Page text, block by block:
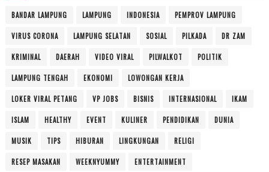
BANDAR LAMPUNG LAMPUNG INDONESIA PEMPROV LAMPUNG
VIRUS CORONA LAMPUNG SELATAN SOSIAL PILKADA DR ZAM
KRIMINAL DAERAH VIDEO VIRAL PILWALKOT POLITIK
LAMPUNG TENGAH EKONOMI LOWONGAN KERJA
LOKER VIRAL PETANG VP JOBS BISNIS INTERNASIONAL IKAM
ISLAM HEALTHY EVENT KULINER PENDIDIKAN DUNIA
MUSIK TIPS HIBURAN LINGKUNGAN RELIGI
RESEP MASAKAN WEEKNYUMMY ENTERTAINMENT